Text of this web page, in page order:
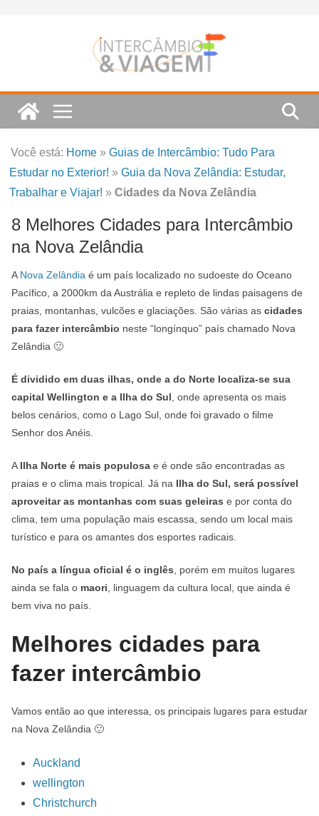
Você está: Home »Guias de Intercâmbio: Tudo Para
Estudar no Exterior! »Guia da Nova Zelândia: Estudar,
Trabalhar e Viajar! »Cidades da Nova Zelândia
8 Melhores Cidades para Intercâmbio
na Nova Zelândia
A Nova Zelândia é um país localizado no sudoeste do Oceano
Pacífico, a 2000km da Austrália e repleto de lindas paisagens de
praias, montanhas, vulcões e glaciações. São várias as cidades
para fazer intercâmbio neste “longínquo” país chamado Nova
Zelândia 🙂
É dividido em duas ilhas, onde a do Norte localiza-se sua
capital Wellington e a Ilha do Sul , onde apresenta os mais
belos cenários, como o Lago Sul, onde foi gravado o filme
Senhor dos Anéis.
A Ilha Norte é mais populosa e é onde são encontradas as
praias e o clima mais tropical. Já na Ilha do Sul, será possível
aproveitar as montanhas com suas geleiras e por conta do
clima, tem uma população mais escassa, sendo um local mais
turístico e para os amantes dos esportes radicais.
No país a língua oficial é o inglês , porém em muitos lugares
ainda se fala o maori , linguagem da cultura local, que ainda é
bem viva no país.
Melhores cidades para
fazer intercâmbio
Vamos então ao que interessa, os principais lugares para estudar
na Nova Zelândia 🙂
Auckland
wellington
Christchurch